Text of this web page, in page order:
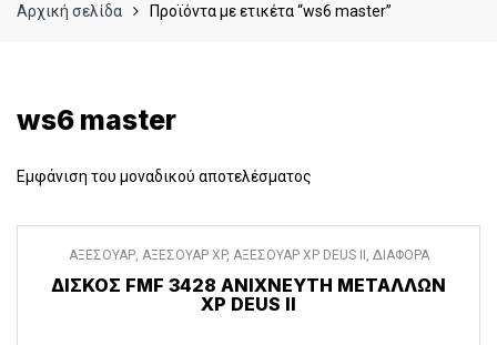
Αρχική σελίδα Προϊόντα με ετικέτα “ws6 master”
ws6 master
Εμφάνιση του μοναδικού αποτελέσματος
ΑΞΕΣΟΥΑΡ, ΑΞΕΣΟΥΑΡ XP, ΑΞΕΣΟΥΑΡ XP DEUS II , ΔΙΑΦΟΡΑ
ΔΊΣΚΟΣ FMF 3428 ΑΝΙΧΝΕΥΤΉ ΜΕΤΆΛΛΩΝ
XP DEUS II